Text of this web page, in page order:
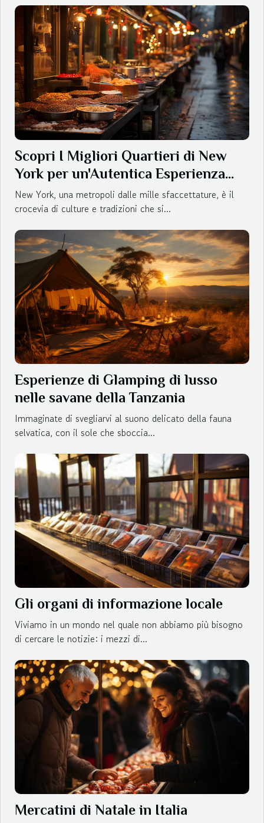
Scopri I Migliori Quartieri di New
York per un'Autentica Esperienza
Gastronomica
New York, una metropoli dalle mille sfaccettature, è il
crocevia di culture e tradizioni che si...
Esperienze di Glamping di lusso
nelle savane della Tanzania
Immaginate di svegliarvi al suono delicato della fauna
selvatica, con il sole che sboccia...
Gli organi di informazione locale
Viviamo in un mondo nel quale non abbiamo più bisogno
di cercare le notizie: i mezzi di...
Mercatini di Natale in Italia